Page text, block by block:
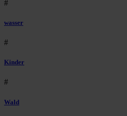
#
wasser
#
Kinder
#
Wald